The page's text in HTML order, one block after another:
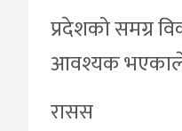
प्रदेशको समग्र
आवश्यक भएकाले
रासस